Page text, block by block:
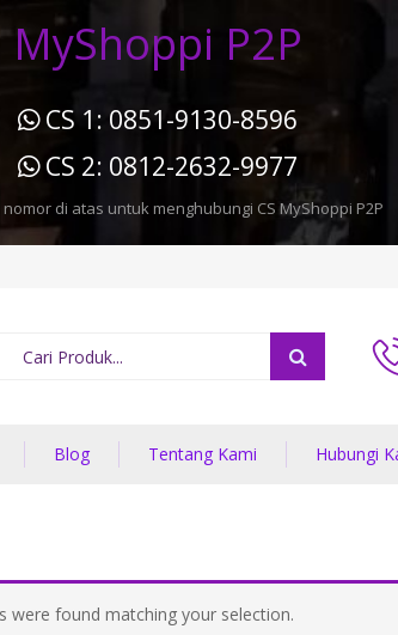
MyShoppi P2P
CS 1: 0851-9130-8596
CS 2: 0812-2632-9977
di atas untuk menghubungi CS MyShoppi P2P
Blog Tentang Kami Hubungi
were found matching your selection.